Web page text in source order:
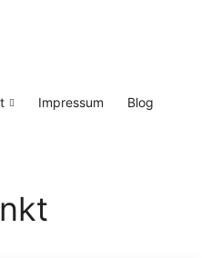
Impressum Blog